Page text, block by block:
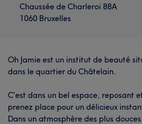
Chaussée de Charleroi 88A
1060 Bruxelles
Oh Jamie est un institut de beauté
dans le quartier du Châtelain.
C'est dans un bel espace, reposant
prenez place pour un délicieux
Dans un atmosphère des plus